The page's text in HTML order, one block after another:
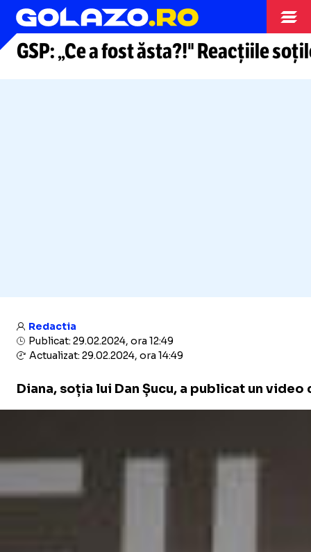
Arhiva fotbal
GSP: „Ce a fost ăsta?!" Reacțiile
Redactia
Publicat: 29.02.2024, ora 12:49
Actualizat: 29.02.2024, ora 14:49
Diana, soția lui Dan Șucu, a publicat un